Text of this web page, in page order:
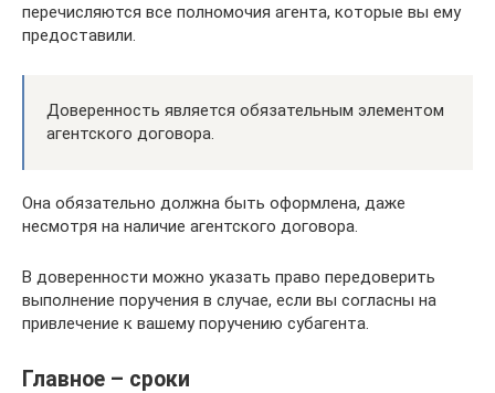
перечисляются все полномочия агента, которые вы ему
предоставили.
Доверенность является обязательным элементом
агентского договора.
Она обязательно должна быть оформлена, даже
несмотря на наличие агентского договора.
В доверенности можно указать право передоверить
выполнение поручения в случае, если вы согласны на
привлечение к вашему поручению субагента.
Главное – сроки